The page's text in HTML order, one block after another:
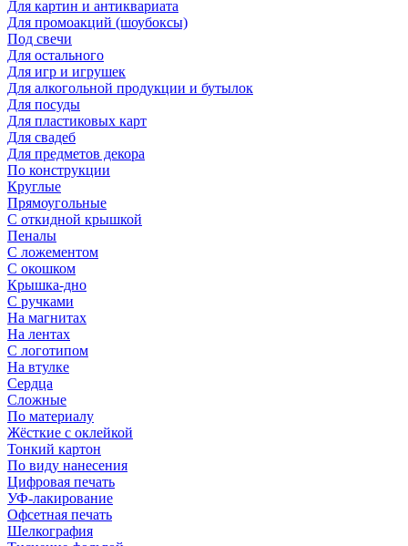
Для картин и антиквариата
Для промоакций (шоубоксы)
Под свечи
Для остального
Для игр и игрушек
Для алкогольной продукции и бутылок
Для посуды
Для пластиковых карт
Для свадеб
Для предметов декора
По конструкции
Круглые
Прямоугольные
С откидной крышкой
Пеналы
С ложементом
С окошком
Крышка-дно
С ручками
На магнитах
На лентах
С логотипом
На втулке
Сердца
Сложные
По материалу
Жёсткие с оклейкой
Тонкий картон
По виду нанесения
Цифровая печать
УФ-лакирование
Офсетная печать
Шелкография